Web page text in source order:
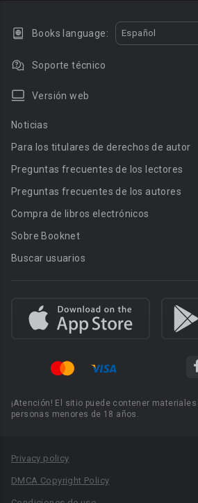
Books language: Español
Soporte técnico
Versión web
Noticias
Para los titulares de derechos de autor
Preguntas frecuentes de los lectores
Preguntas frecuentes de los autores
Compra de libros electrónicos
Sobre Booknet
Buscar usuarios
¡Atención! El sitio puede contener
personas menores de 18 años.
Privacy policy
DMCA Copyright Policy